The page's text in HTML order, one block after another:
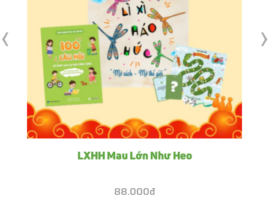
LXHH Mau Lớn Như Heo
88.000đ
‹ ›